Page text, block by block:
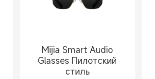
Mijia Smart Audio
Glasses Пилотский
стиль